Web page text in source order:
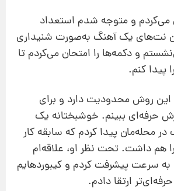
می‌کردم و متوجه شدم استعداد
نت‌های یک آهنگ به‌صورت شنیداری
و دکمه‌ها را امتحان می‌کردم تا
پیدا کنم.
روش محدودیت دارد و برای
حرفه‌ای ببینم. خوشبختانه یک
محله‌مان پیدا کردم که سابقه کار
هم داشت. تحت نظر او، علاقه‌ام
به سرعت پیشرفت کردم و کیبوردهایم
ارتقا دادم.